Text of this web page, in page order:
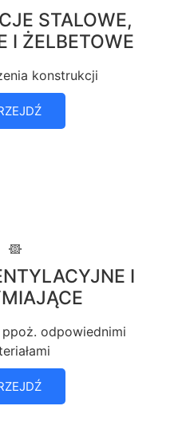
STALOWE,
I ŻELBETOWE
konstrukcji
I
odpowiednimi